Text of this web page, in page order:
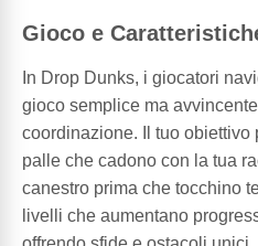
Gioco e
In Drop Dunks, i giocatori
gioco semplice ma
coordinazione. Il tuo obiettivo
palle che cadono con la tua
canestro prima che tocchino
livelli che aumentano